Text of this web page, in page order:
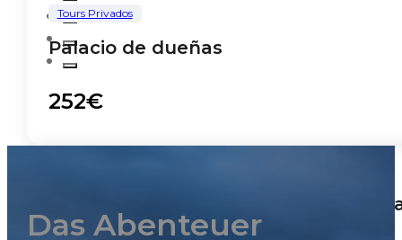
Tours Privados
Palacio de dueñas
252€
Panoramafahrt durch Sevilla im
Das Abenteuer